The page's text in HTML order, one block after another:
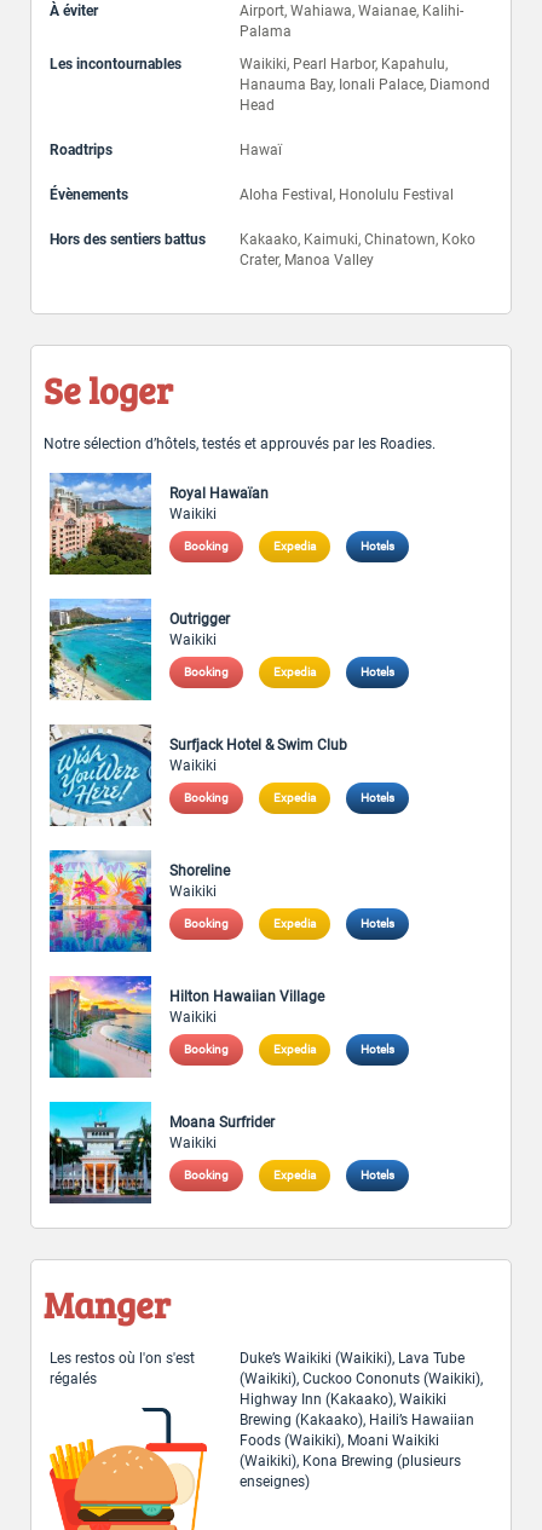
À éviter
Airport, Wahiawa, Waianae, Kalihi-
Palama
Les incontournables
Waikiki, Pearl Harbor, Kapahulu,
Hanauma Bay, Ionali Palace, Diamond
Head
Roadtrips Hawaï
Évènements Aloha Festival, Honolulu Festival
Hors des sentiers battus
Kakaako, Kaimuki, Chinatown, Koko
Crater, Manoa Valley
Se loger
Notre sélection d’hôtels, testés et approuvés par les Roadies.
Royal Hawaïan
Waikiki
Booking Expedia Hotels
Outrigger
Waikiki
Booking Expedia Hotels
Surfjack Hotel & Swim Club
Waikiki
Booking Expedia Hotels
Shoreline
Waikiki
Booking Expedia Hotels
Hilton Hawaiian Village
Waikiki
Booking Expedia Hotels
Moana Surfrider
Waikiki
Booking Expedia Hotels
Manger
Les restos où l'on s'est
régalés
Duke’s Waikiki (Waikiki), Lava Tube
(Waikiki), Cuckoo Cononuts (Waikiki),
Highway Inn (Kakaako), Waikiki
Brewing (Kakaako), Haili’s Hawaiian
Foods (Waikiki), Moani Waikiki
(Waikiki), Kona Brewing (plusieurs
enseignes)